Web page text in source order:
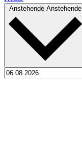
Anstehende Anstehende